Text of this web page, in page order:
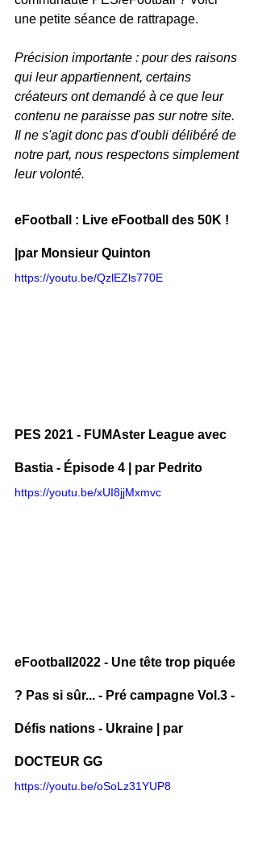
une petite séance de rattrapage.
Précision importante : pour des raisons
qui leur appartiennent, certains
créateurs ont demandé à ce que leur
contenu ne paraisse pas sur notre site.
Il ne s'agit donc pas d'oubli délibéré de
notre part, nous respectons simplement
leur volonté.
eFootball : Live eFootball des 50K !
|par Monsieur Quinton
https://youtu.be/QzlEZls770E
PES 2021 - FUMAster League avec
Bastia - Épisode 4 | par Pedrito
https://youtu.be/xUI8jjMxmvc
eFootball2022 - Une tête trop piquée
? Pas si sûr... - Pré campagne Vol.3 -
Défis nations - Ukraine | par
DOCTEUR GG
https://youtu.be/oSoLz31YUP8